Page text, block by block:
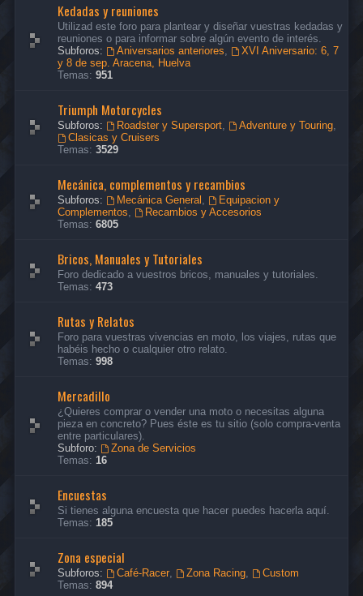
Kedadas y reuniones
Utilizad este foro para plantear y diseñar vuestras kedadas y
reuniones o para informar sobre algún evento de interés.
Subforos:
Aniversarios anteriores,
XVI Aniversario: 6, 7
y 8 de sep. Aracena, Huelva
Temas: 951
Triumph Motorcycles
Subforos: Roadster y Supersport, Adventure y Touring,
Clasicas y Cruisers
Temas: 3529
Mecánica, complementos y recambios
Subforos: Mecánica General ,
Equipacion y
Complementos,
Recambios y Accesorios
Temas: 6805
Bricos, Manuales y Tutoriales
Foro dedicado a vuestros bricos, manuales y tutoriales.
Temas: 473
Rutas y Relatos
Foro para vuestras vivencias en moto, los viajes, rutas que
habéis hecho o cualquier otro relato.
Temas: 998
Mercadillo
¿Quieres comprar o vender una moto o necesitas alguna
pieza en concreto? Pues éste es tu sitio (solo compra-venta
entre particulares).
Subforo:
Zona de Servicios
Temas: 16
Encuestas
Si tienes alguna encuesta que hacer puedes hacerla aquí.
Temas: 185
Zona especial
Subforos: Café-Racer, Zona Racing,
Custom
Temas: 894